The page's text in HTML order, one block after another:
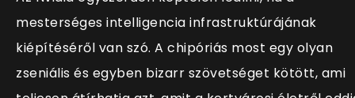
mesterséges intelligencia infrastruktúrájának
kiépítéséről van szó. A chipóriás most egy olyan
zseniális és egyben bizarr szövetséget kötött, ami